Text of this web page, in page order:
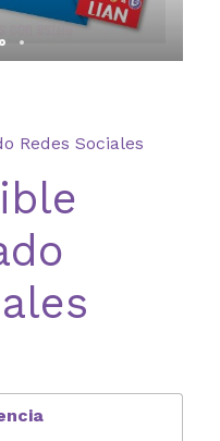
Redes Sociales